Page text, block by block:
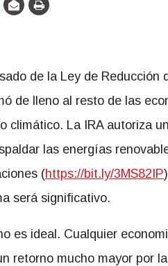
de la Ley de Reducción
de lleno al resto de las
climático. La IRA autoriza
las energías
(https://bit.ly/3MS82IP
será significativo.
es ideal. Cualquier
retorno mucho mayor por